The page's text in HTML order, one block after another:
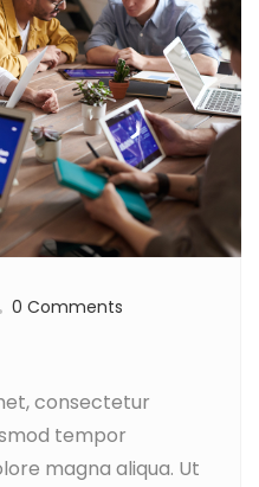
0 Comments
consectetur
tempor
magna aliqua. Ut